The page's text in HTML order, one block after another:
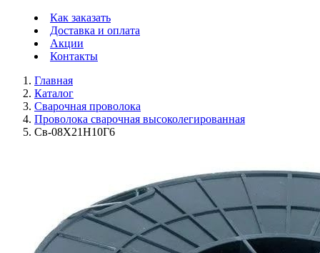
Как заказать
Доставка и оплата
Акции
Контакты
Главная
Каталог
Сварочная проволока
Проволока сварочная высоколегированная
Св-08Х21Н10Г6